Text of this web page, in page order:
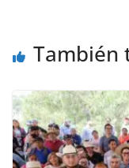
También